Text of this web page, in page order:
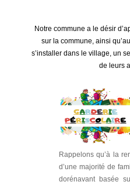
Notre commune a le désir
sur la commune, ainsi
s’installer dans le village, un
de leurs
Rappelons qu’à la
d’une majorité de
dorénavant basée